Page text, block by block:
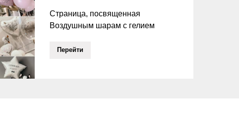
Страница, посвященная
Воздушным шарам с гелием
Перейти